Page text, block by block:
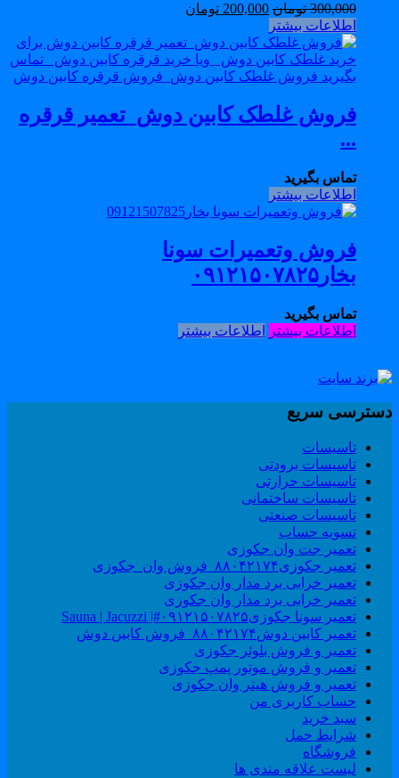
300,000 تومان 200,000 تومان
اطلاعات بیشتر
فروش غلطک کابین دوش_تعمیر قرقره
...
تماس بگیرید
اطلاعات بیشتر
فروش وتعمیرات سونا
بخار۰۹۱۲۱۵۰۷۸۲۵
تماس بگیرید
اطلاعات بیشتر اطلاعات بیشتر
سریع
تاسیسات
تاسیسات برودتی
تاسیسات حرارتی
تاسیسات ساختمانی
تاسیسات صنعتی
تسویه حساب
تعمیر جت وان جکوزی
تعمیر جکوزی۸۸۰۴۲۱۷۴_فروش وان_جکوزی
تعمیر خرابی برد مدار وان جکوزی
تعمیر خرابی برد مدار وان جکوزی
تعمیر سونا جکوزی۰۹۱۲۱۵۰۷۸۲۵#| Sauna | Jacuzzi
تعمیر کابین دوش۸۸۰۴۲۱۷۴_فروش کابین دوش
تعمیر و فروش بلوئر جکوزی
تعمیر و فروش موتور پمپ جکوزی
تعمیر و فروش هیتر وان جکوزی
حساب کاربری من
سبد خرید
شرایط حمل
فروشگاه
لیست علاقه مندی ها